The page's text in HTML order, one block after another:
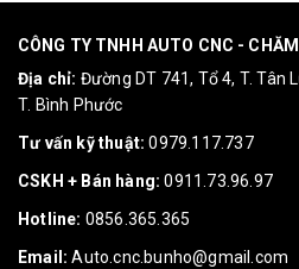
CÔNG TY TNHH AUTO CNC -
Địa chỉ: Đường DT 741, Tổ 4, T. Tân
T. Bình Phước
Tư vấn kỹ thuật: 0979.117.737
CSKH + Bán hàng: 0911.73.96.97
Hotline: 0856.365.365
Email: Auto.cnc.bunho@gmail.com